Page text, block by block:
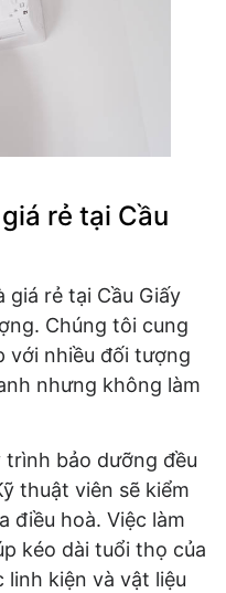
rẻ tại Cầu
giá rẻ tại Cầu Giấy
Chúng tôi cung
với nhiều đối tượng
nhưng không làm
trình bảo dưỡng đều
thuật viên sẽ kiểm
điều hoà. Việc làm
kéo dài tuổi thọ của
kiện và vật liệu